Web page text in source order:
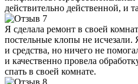
действительно действенной, и
Я сделала ремонт в своей
постельные клопы не исчезали.
и средства, но ничего не
и качественно провела
спать в своей комнате.